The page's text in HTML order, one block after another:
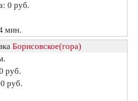
0 руб.
мин.
Борисовское(гора)
руб.
руб.